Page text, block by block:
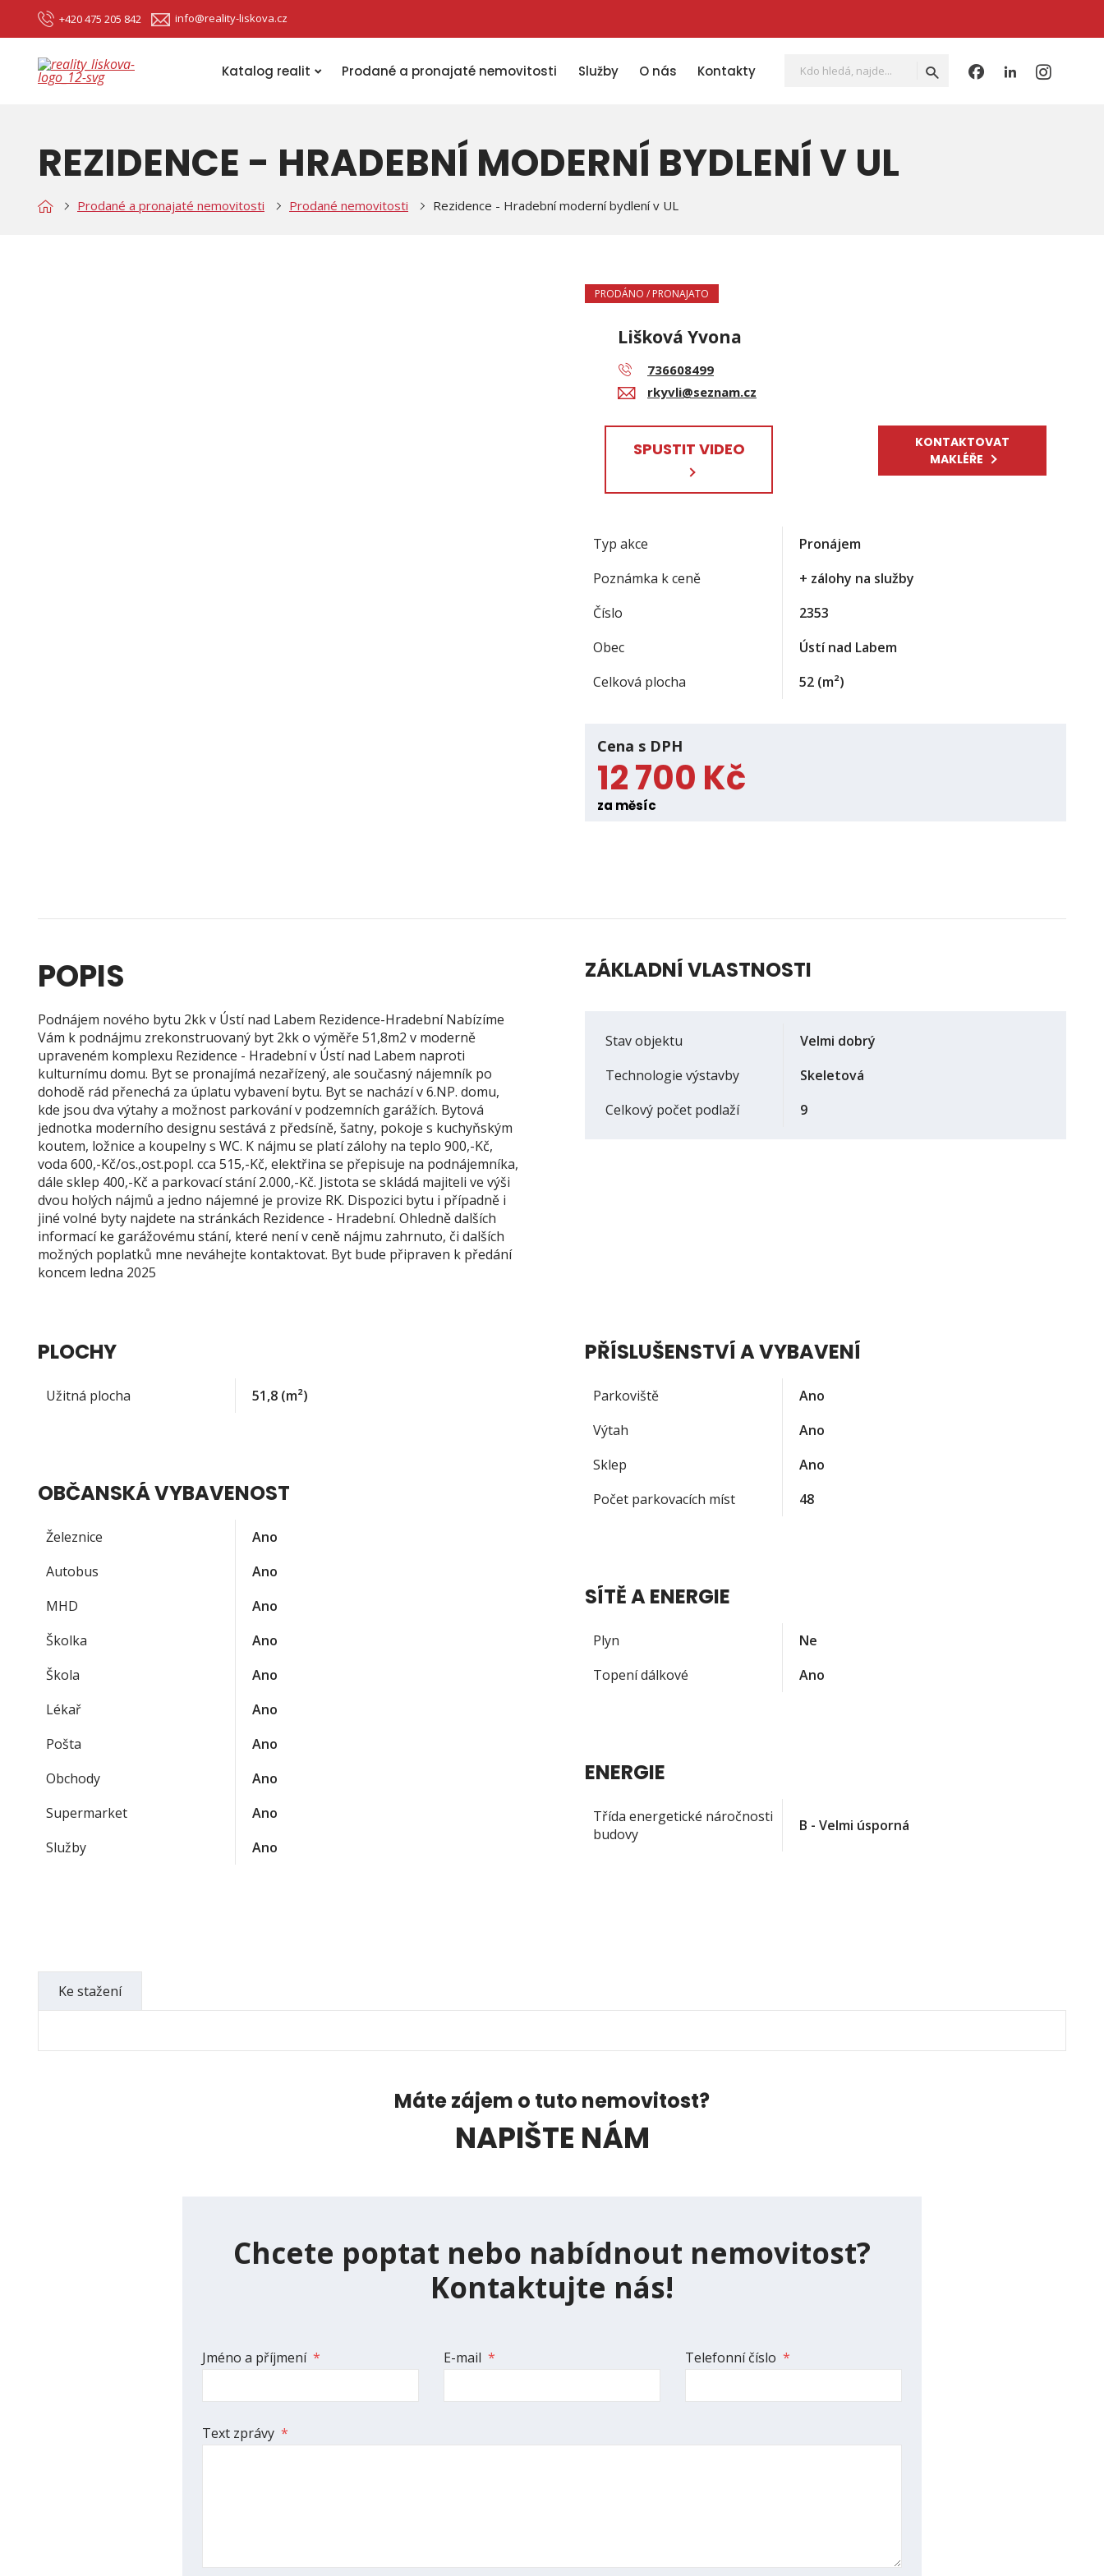
+420 475 205 842 info@reality-liskova.cz
Katalog realit Prodané a pronajaté nemovitosti Služby O nás Kontakty Vyhledávání Hledat
REZIDENCE - HRADEBNÍ MODERNÍ BYDLENÍ V UL
Prodané a pronajaté nemovitosti Prodané nemovitosti Rezidence - Hradební moderní bydlení v UL
PRODÁNO / PRONAJATO
Lišková Yvona
736608499
rkyvli@seznam.cz
SPUSTIT VIDEO
KONTAKTOVAT
MAKLÉŘE
Typ akce
Pronájem
Poznámka k ceně
+ zálohy na služby
Číslo
2353
Obec
Ústí nad Labem
Celková plocha
52 (m²)
Cena s DPH
12 700 Kč
za měsíc
POPIS
Podnájem nového bytu 2kk v Ústí nad Labem Rezidence-Hradební Nabízíme
Vám k podnájmu zrekonstruovaný byt 2kk o výměře 51,8m2 v moderně
upraveném komplexu Rezidence - Hradební v Ústí nad Labem naproti
kulturnímu domu. Byt se pronajímá nezařízený, ale současný nájemník po
dohodě rád přenechá za úplatu vybavení bytu. Byt se nachází v 6.NP. domu,
kde jsou dva výtahy a možnost parkování v podzemních garážích. Bytová
jednotka moderního designu sestává z předsíně, šatny, pokoje s kuchyňským
koutem, ložnice a koupelny s WC. K nájmu se platí zálohy na teplo 900,-Kč,
voda 600,-Kč/os.,ost.popl. cca 515,-Kč, elektřina se přepisuje na podnájemníka,
dále sklep 400,-Kč a parkovací stání 2.000,-Kč. Jistota se skládá majiteli ve výši
dvou holých nájmů a jedno nájemné je provize RK. Dispozici bytu i případně i
jiné volné byty najdete na stránkách Rezidence - Hradební. Ohledně dalších
informací ke garážovému stání, které není v ceně nájmu zahrnuto, či dalších
možných poplatků mne neváhejte kontaktovat. Byt bude připraven k předání
koncem ledna 2025
ZÁKLADNÍ VLASTNOSTI
Stav objektu
Velmi dobrý
Technologie výstavby
Skeletová
Celkový počet podlaží
9
PLOCHY
Užitná plocha 51,8 (m²)
OBČANSKÁ VYBAVENOST
Železnice
Ano
Autobus
Ano
MHD
Ano
Školka
Ano
Škola
Ano
Lékař
Ano
Pošta
Ano
Obchody
Ano
Supermarket
Ano
Služby
Ano
PŘÍSLUŠENSTVÍ A VYBAVENÍ
Parkoviště
Ano
Výtah
Ano
Sklep
Ano
Počet parkovacích míst
48
SÍTĚ A ENERGIE
Plyn
Ne
Topení dálkové
Ano
ENERGIE
Třída energetické náročnosti
budovy
B - Velmi úsporná
Ke stažení
Máte zájem o tuto nemovitost?
NAPIŠTE NÁM
Chcete poptat nebo nabídnout nemovitost?
Kontaktujte nás!
Jméno a příjmení * E-mail * Telefonní číslo *
Text zprávy *